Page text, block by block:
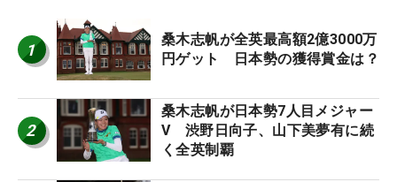
1
桑木志帆が全英最高額2億3000万
円ゲット 日本勢の獲得賞金は？
2
桑木志帆が日本勢7人目メジャー
V 渋野日向子、山下美夢有に続
く全英制覇